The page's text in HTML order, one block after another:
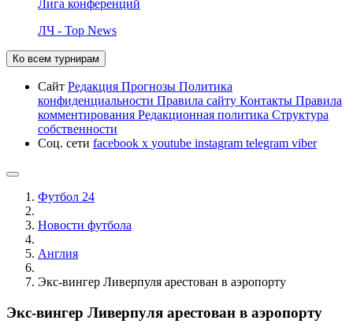
Лига конференций
ЛЧ - Top News
Ко всем турнирам
Сайт Редакция Прогнозы Политика
конфиденциальности Правила сайту Контакты Правила
комментирования Редакционная политика Структура
собственности
Соц. сети facebook x youtube instagram telegram viber
Футбол 24
Новости футбола
Англия
Экс-вингер Ливерпуля арестован в аэропорту
Экс-вингер Ливерпуля арестован в аэропорту